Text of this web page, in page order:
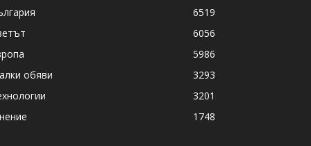
6519
6056
5986
обяви
3293
3201
1748